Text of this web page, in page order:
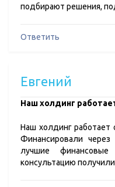
подбирают решения,
Ответить
Евгений
​Наш холдинг
Наш холдинг работает
Финансировали
лучшие
консультацию